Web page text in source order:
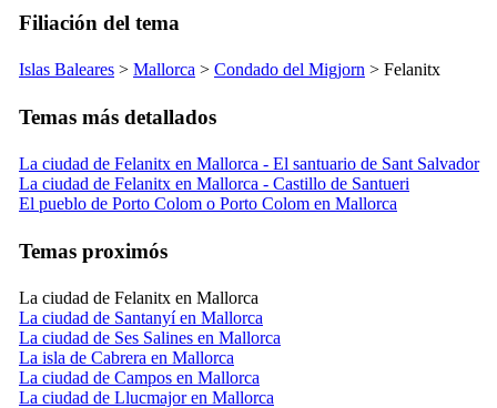
Filiación del tema
Islas Baleares > Mallorca > Condado del Migjorn > Felanitx
Temas más detallados
La ciudad de Felanitx en Mallorca - El santuario de Sant Salvador
La ciudad de Felanitx en Mallorca - Castillo de Santueri
El pueblo de Porto Colom o Porto Colom en Mallorca
Temas proximós
La ciudad de Felanitx en Mallorca
La ciudad de Santanyí en Mallorca
La ciudad de Ses Salines en Mallorca
La isla de Cabrera en Mallorca
La ciudad de Campos en Mallorca
La ciudad de Llucmajor en Mallorca